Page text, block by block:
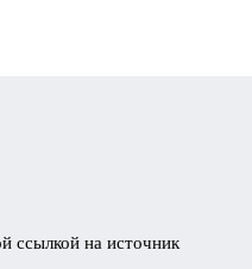
ссылкой на источник